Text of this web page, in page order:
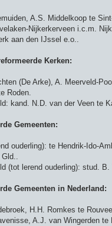
A.S. Middelkoop te
Nijkerkerveen i.c.m.
aan den IJssel e.o..
Kerken:
(De Arke), A. Meerveld-
Roden.
kand. N.D. van der Veen te
Gemeenten:
ouderling): te Hendrik-Ido-
(tot lerend ouderling): stud.
Gemeenten in Nederland:
H.H. Romkes te
A.J. van Wingerden te